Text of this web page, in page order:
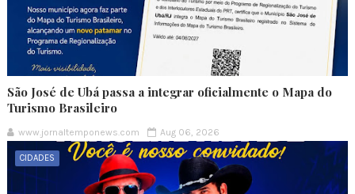
São José de Ubá passa a integrar oficialmente o Mapa do
Turismo Brasileiro
www.jornaltemponews.com Aug 06, 2026
CIDADES